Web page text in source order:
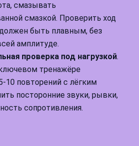
смазывать
смазкой. Проверить ход
быть плавным, без
амплитуде.
проверка под нагрузкой.
тренажёре
10 повторений с лёгким
посторонние звуки, рывки,
сопротивления.